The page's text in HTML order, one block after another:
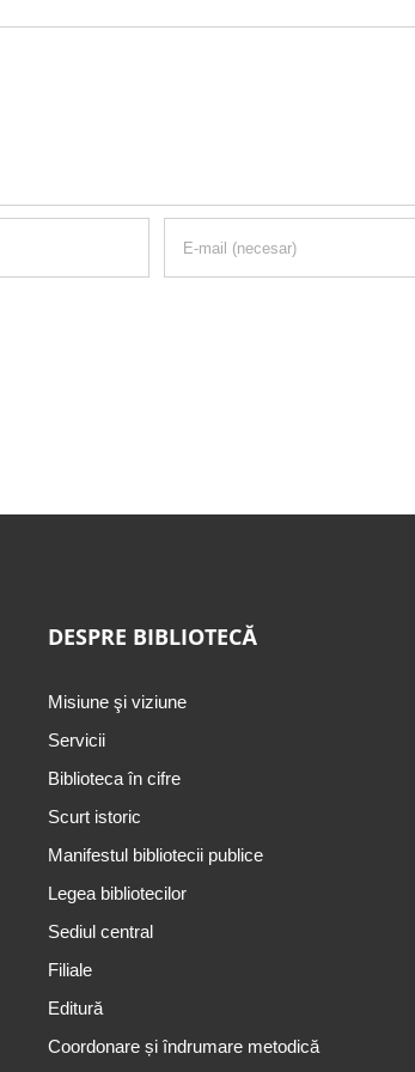
DESPRE BIBLIOTECĂ
Misiune şi viziune
Servicii
Biblioteca în cifre
Scurt istoric
Manifestul bibliotecii publice
Legea bibliotecilor
Sediul central
Filiale
Editură
Coordonare și îndrumare metodică